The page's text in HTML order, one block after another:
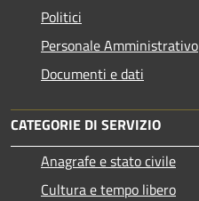
Politici
Personale Amministrativo
Documenti e dati
CATEGORIE DI SERVIZIO
Anagrafe e stato civile
Cultura e tempo libero